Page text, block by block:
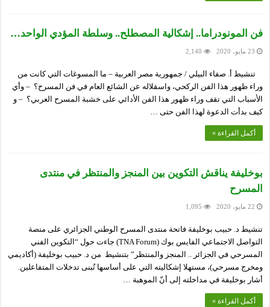
فن المونودراما.. إشكالية المصطلح.. وسلطة المؤدي الواحد…
23 مايو، 2020 2,140
تنشيط أ. صفاء البيلي / جمهورية مصر العربية – ما المسوغات التي كانت من
وراء ظهور هذا الفن الركحي، واسقلاله عن الشائع العام في فن المسرح؟ – وأي
الأسباب التي تقف وراء ظهور هذا الفن الأدائي على خشبة المسرح العربي؟ – و
كيف بدأت الدعوة لهذا الفن حتى …
أكمل القراءة »
بوخليفة يناقش التكوين بين المنجز والمنتظر في منتدى
المسرح
22 مايو، 2020 1,095
تنشيط د. حبيب بوخليفة فاتحة منتدى المسرح الوطني الجزائري على منصة
التواصل الاجتماعي الفايس بوك (TNA Forum) جاءت حول “التكوين الفني
المسرحي في الجزائر .. المنجز والمنتظر” بتنشيط من د. حبيب بوخليفة (أكاديمي
ومخرج مسرحي)، مستهلا إشكاليته التي على أساسها تُبنى تدخلات المتفاعلين.
أشار بوخليفة في مداخلته إلى أنّ الموهبة …
أكمل القراءة »